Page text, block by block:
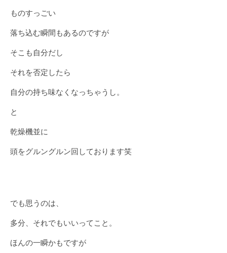
ものすっごい
落ち込む瞬間もあるのですが
そこも自分だし
それを否定したら
自分の持ち味なくなっちゃうし。
と
乾燥機並に
頭をグルングルン回しております笑
でも思うのは、
多分、それでもいいってこと。
ほんの一瞬かもですが